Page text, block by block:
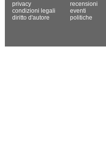
privacy
condizioni legali
diritto d'autore
recensioni
eventi
politiche